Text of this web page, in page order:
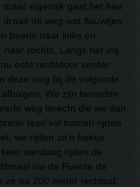
eigenlijk gaat het hier
de weg wat flauwtjes
beetje naar links en
rechts. Langs het vrij
echt rechtdoor verder
deze weg bij de volgende
We zijn beneden
weg terecht die we dan
laan vol bomen rijden
we rijden zo'n beetje
vandaag rijden de
via de Puente de
ze na 200 meter rechtsaf,